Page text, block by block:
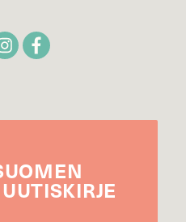
UUTIS­KIRJE